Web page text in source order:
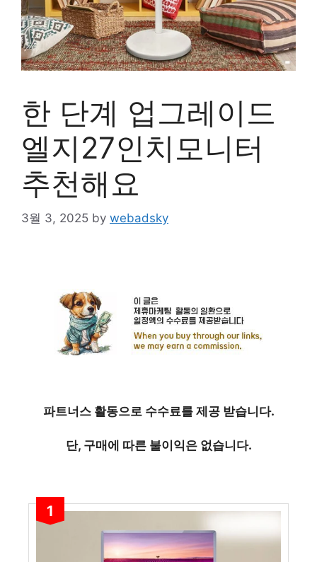
한 단계 업그레이드
엘지27인치모니터
추천해요
3월 3, 2025 by webadsky
파트너스 활동으로 수수료를 제공 받습니다.
단, 구매에 따른 불이익은 없습니다.
1